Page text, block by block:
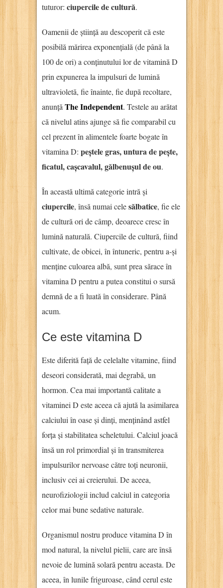
tuturor: ciupercile de cultură.
Oamenii de știință au descoperit că este
posibilă mărirea exponențială (de până la
100 de ori) a conținutului lor de vitamină D
prin expunerea la impulsuri de lumină
ultravioletă, fie înainte, fie după recoltare,
anunță The Independent. Testele au arătat
că nivelul atins ajunge să fie comparabil cu
cel prezent în alimentele foarte bogate în
vitamina D: peștele gras, untura de pește,
ficatul, cașcavalul, gălbenușul de ou.
În această ultimă categorie intră și
ciupercile, însă numai celesălbatice, fie ele
de cultură ori de câmp, deoarece cresc în
lumină naturală. Ciupercile de cultură, fiind
cultivate, de obicei, în întuneric, pentru a-și
menține culoarea albă, sunt prea sărace în
vitamina D pentru a putea constitui o sursă
demnă de a fi luată în considerare. Până
acum.
Ce este vitamina D
Este diferită față de celelalte vitamine, fiind
deseori considerată, mai degrabă, un
hormon. Cea mai importantă calitate a
vitaminei D este aceea că ajută la asimilarea
calciului în oase și dinți, menținând astfel
forța și stabilitatea scheletului. Calciul joacă
însă un rol primordial și în transmiterea
impulsurilor nervoase către toți neuronii,
inclusiv cei ai creierului. De aceea,
neurofiziologii includ calciul in categoria
celor mai bune sedative naturale.
Organismul nostru produce vitamina D în
mod natural, la nivelul pielii, care are însă
nevoie de lumină solară pentru aceasta. De
aceea, în lunile friguroase, când cerul este